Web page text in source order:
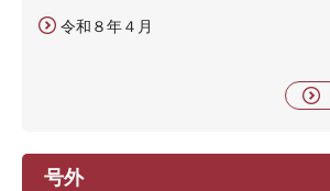
令和８年４月
号外